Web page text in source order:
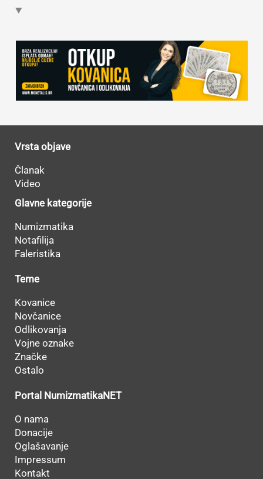
Vrsta objave
Članak
Video
Glavne kategorije
Numizmatika
Notafilija
Faleristika
Teme
Kovanice
Novčanice
Odlikovanja
Vojne oznake
Značke
Ostalo
Portal NumizmatikaNET
O nama
Donacije
Oglašavanje
Impressum
Kontakt